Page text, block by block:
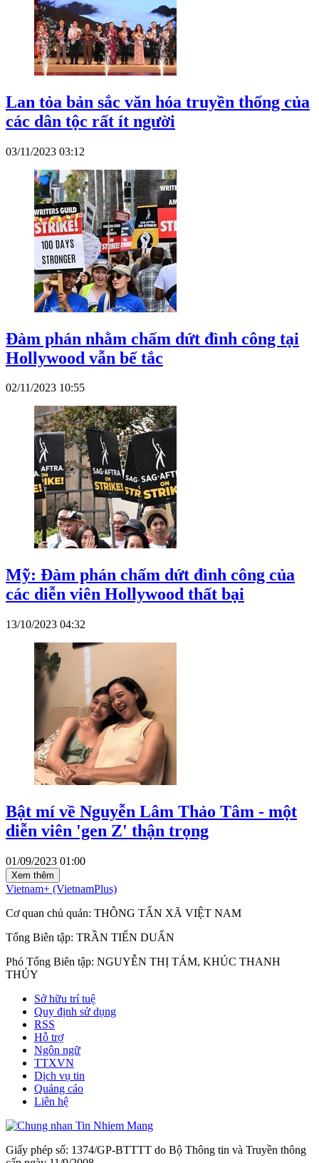
Lan tỏa bản sắc văn hóa truyền thống của
các dân tộc rất ít người
03/11/2023 03:12
Đàm phán nhằm chấm dứt đình công tại
Hollywood vẫn bế tắc
02/11/2023 10:55
Mỹ: Đàm phán chấm dứt đình công của
các diễn viên Hollywood thất bại
13/10/2023 04:32
Bật mí về Nguyễn Lâm Thảo Tâm - một
diễn viên 'gen Z' thận trọng
01/09/2023 01:00
Xem thêm
Vietnam+ (VietnamPlus)
Cơ quan chủ quản: THÔNG TẤN XÃ VIỆT NAM
Tổng Biên tập: TRẦN TIẾN DUẨN
Phó Tổng Biên tập: NGUYỄN THỊ TÁM, KHÚC THANH
THỦY
Sở hữu trí tuệ
Quy định sử dụng
RSS
Hỗ trợ
Ngôn ngữ
TTXVN
Dịch vụ tin
Quảng cáo
Liên hệ
Giấy phép số: 1374/GP-BTTTT do Bộ Thông tin và Truyền thông